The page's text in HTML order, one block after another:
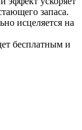
запаса.
исцеляется на
бесплатным и